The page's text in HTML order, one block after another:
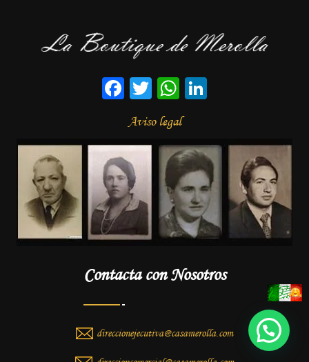
Facebook
TwitterWhatsApp
Aviso legal
Contacta con Nosotros
direccionejecutiva@casamerolla.com